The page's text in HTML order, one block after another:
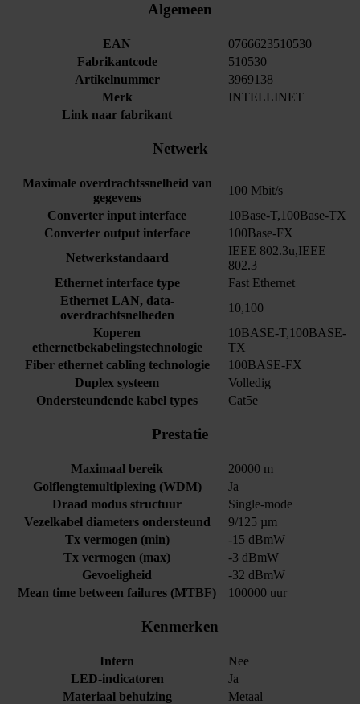
Algemeen
EAN
0766623510530
Fabrikantcode
510530
Artikelnummer
3969138
Merk
INTELLINET
Link naar fabrikant
Netwerk
Maximale overdrachtssnelheid van
gegevens
100 Mbit/s
Converter input interface
10Base-T,100Base-TX
Converter output interface
100Base-FX
Netwerkstandaard
IEEE 802.3u,IEEE
802.3
Ethernet interface type
Fast Ethernet
Ethernet LAN, data-
overdrachtsnelheden
10,100
Koperen
ethernetbekabelingstechnologie
10BASE-T,100BASE-
TX
Fiber ethernet cabling technologie
100BASE-FX
Duplex systeem
Volledig
Ondersteundende kabel types
Cat5e
Prestatie
Maximaal bereik
20000 m
Golflengtemultiplexing (WDM)
Ja
Draad modus structuur
Single-mode
Vezelkabel diameters ondersteund
9/125 µm
Tx vermogen (min)
-15 dBmW
Tx vermogen (max)
-3 dBmW
Gevoeligheid
-32 dBmW
Mean time between failures (MTBF)
100000 uur
Kenmerken
Intern
Nee
LED-indicatoren
Ja
Materiaal behuizing
Metaal